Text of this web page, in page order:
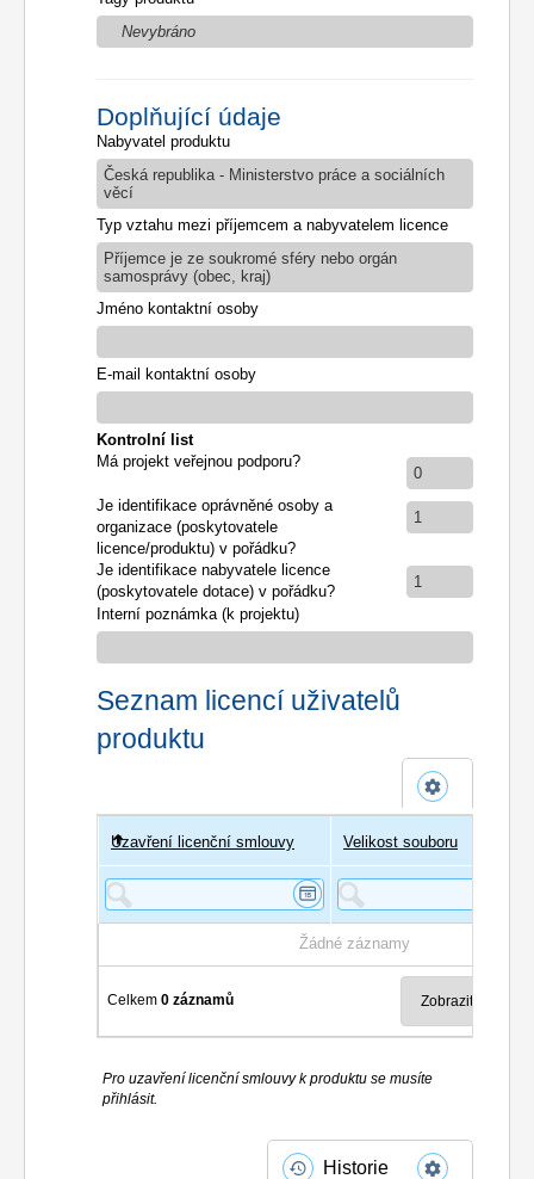
Nevybráno
Doplňující údaje
Nabyvatel produktu
Česká republika - Ministerstvo práce a sociálních
věcí
Typ vztahu mezi příjemcem a nabyvatelem licence
Příjemce je ze soukromé sféry nebo orgán
samosprávy (obec, kraj)
Jméno kontaktní osoby
E-mail kontaktní osoby
Kontrolní list
Má projekt veřejnou podporu?
0
Je identifikace oprávněné osoby a
organizace (poskytovatele
licence/produktu) v pořádku?
1
Je identifikace nabyvatele licence
(poskytovatele dotace) v pořádku?
1
Interní poznámka (k projektu)
Seznam licencí uživatelů
produktu
Uživatel
Uzavření licenční smlouvy Velikost souboru
Žádné záznamy
Celkem0 záznamů
Pro uzavření licenční smlouvy k produktu se musíte
přihlásit.
Historie